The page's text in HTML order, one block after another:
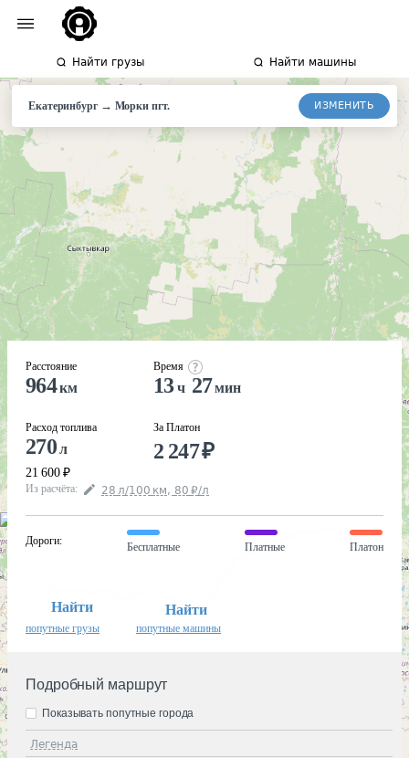
Найти грузы Найти машины
Екатеринбург→ Морки пгт. ИЗМЕНИТЬ
Расстояние
964км
Расход топлива
270л
21 600 ₽
Время
13ч 27мин
За Платон
2 247₽
Из расчёта: 28 л/100 км, 80 ₽/л
Дороги:
Бесплатные Платные Платон
Найти
попутные грузы
Найти
попутные машины
Подробный маршрут
Легенда
Показывать попутные города